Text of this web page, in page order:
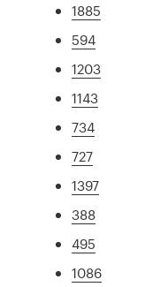
1885
594
1203
1143
734
727
1397
388
495
1086